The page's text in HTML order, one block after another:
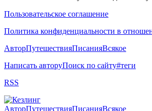
Пользовательское соглашение
Политика конфиденциальности в
АвторПутешествияПисанияВсякое
Написать авторуПоиск по сайту#теги
RSS
АвторПутешествияПисанияВсякое